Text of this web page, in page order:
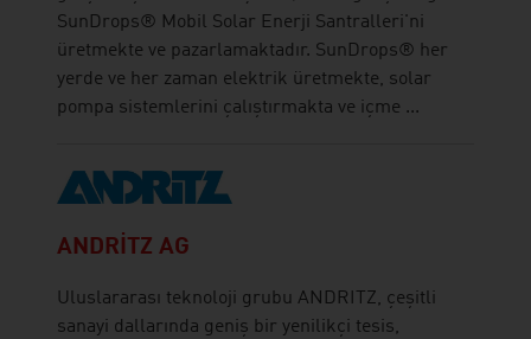
SunDrops® Mobil Solar Enerji Santralleri'ni
üretmekte ve pazarlamaktadır. SunDrops® her
yerde ve her zaman elektrik üretmekte, solar
pompa sistemlerini çalıştırmakta ve içme ...
ANDRITZ AG
Uluslararası teknoloji grubu ANDRITZ, çeşitli
sanayi dallarında geniş bir yenilikçi tesis,